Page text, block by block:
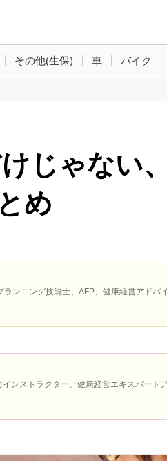
その他(生保) 車 バイク
じゃない
め
ランニング技能士、AFP、健康経営アドバ
ンストラクター、健康経営エキスパー